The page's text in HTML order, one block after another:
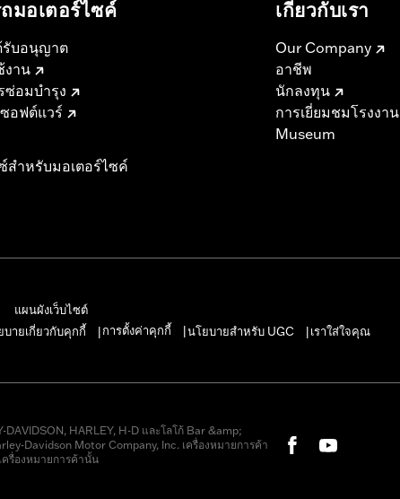
มอเตอร์ไซค์​
รับอนุญาต
งาน
ซ่อมบำรุง
อฟต์แวร์
สำหรับมอเตอร์ไซค์
เกี่ยวกับเรา
Our Company
อาชีพ
นักลงทุน
การเยี่ยมชมโรงงาน
Museum
แผนผังเว็บไซต์
บายเกี่ยวกับคุกกี้ การตั้งค่าคุกกี้ นโยบายสำหรับ UGC เราใส่ใจคุณ
HARLEY, H-D และโลโก้ Bar &amp;
Davidson Motor Company, Inc. เครื่องหมายการค้า
รื่องหมายการค้านั้น